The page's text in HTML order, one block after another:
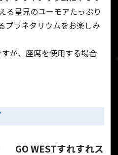
星兄のユーモアたっぷり
プラネタリウムをお楽しみ
が、座席を使用する場合
GO WESTすれすれス